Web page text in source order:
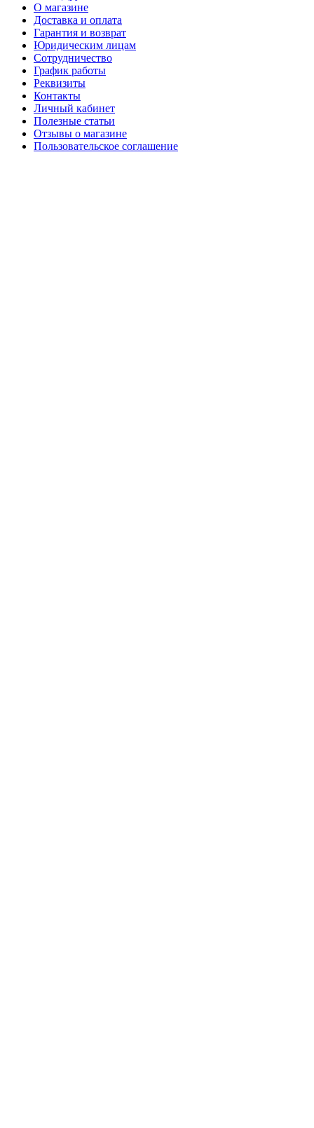
О магазине
Доставка и оплата
Гарантия и возврат
Юридическим лицам
Сотрудничество
График работы
Реквизиты
Контакты
Личный кабинет
Полезные статьи
Отзывы о магазине
Пользовательское соглашение